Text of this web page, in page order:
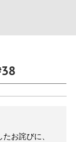
お詫びに、